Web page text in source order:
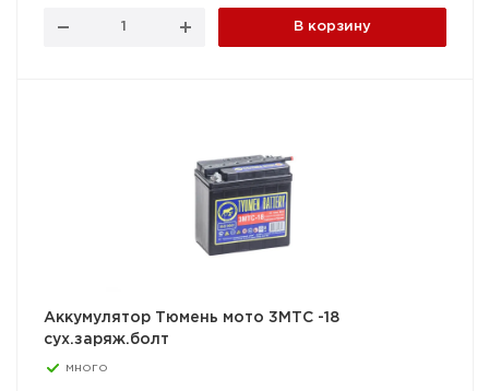
В корзину
Аккумулятор Тюмень мото 3МТС -18
сух.заряж.болт
много